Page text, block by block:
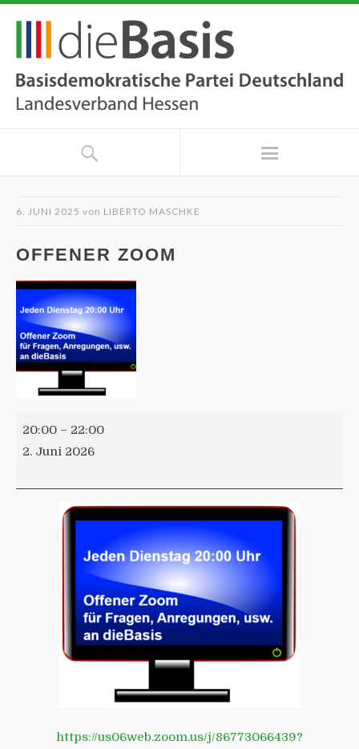
6. JUNI 2025 von LIBERTO MASCHKE
OFFENER ZOOM
20:00 – 22:00
2. Juni 2026
https://us06web.zoom.us/j/86773066439?